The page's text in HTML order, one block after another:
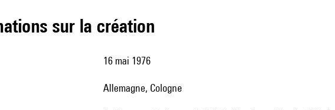
sur la création
16 mai 1976
Allemagne, Cologne